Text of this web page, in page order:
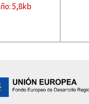
5,8kb